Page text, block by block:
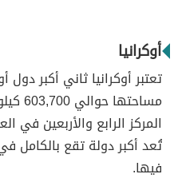
أوكرانيا
تعتبر أوكرانيا ثاني أكبر دول
المركز الرابع والأربعين
تُعد أكبر دولة تقع بالكامل
فيها.